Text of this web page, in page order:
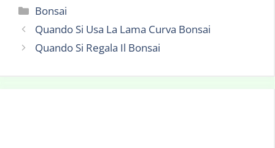
Categorie
Bonsai
Quando Si Usa La Lama Curva Bonsai
Quando Si Regala Il Bonsai